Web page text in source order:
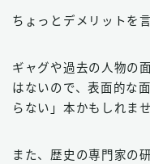
ちょっとデメリットを言
ギャグや過去の人物の
はないので、表面的な
らない」本かもしれませ
また、歴史の専門家の